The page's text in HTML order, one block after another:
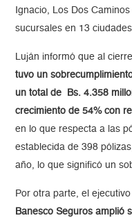
Ignacio, Los Dos
sucursales en 13
Luján informó que al
tuvo un
un total de Bs. 4.358
crecimiento de 54% con
en lo que respecta a las
establecida de 398
año, lo que significó un
Por otra parte, el
Banesco Seguros amplió